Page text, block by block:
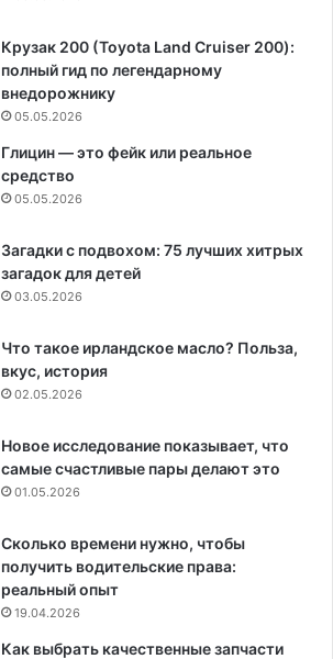
Крузак 200 (Toyota Land Cruiser 200):
полный гид по легендарному
внедорожнику
05.05.2026
Глицин — это фейк или реальное
средство
05.05.2026
Загадки с подвохом: 75 лучших хитрых
загадок для детей
03.05.2026
Что такое ирландское масло? Польза,
вкус, история
02.05.2026
Новое исследование показывает, что
самые счастливые пары делают это
01.05.2026
Сколько времени нужно, чтобы
получить водительские права:
реальный опыт
19.04.2026
Как выбрать качественные запчасти